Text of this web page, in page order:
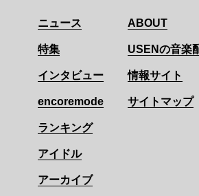
ニュース
特集
インタビュー
encoremode
ランキング
アイドル
アーカイブ
ABOUT
USENの音楽
情報サイト
サイトマップ